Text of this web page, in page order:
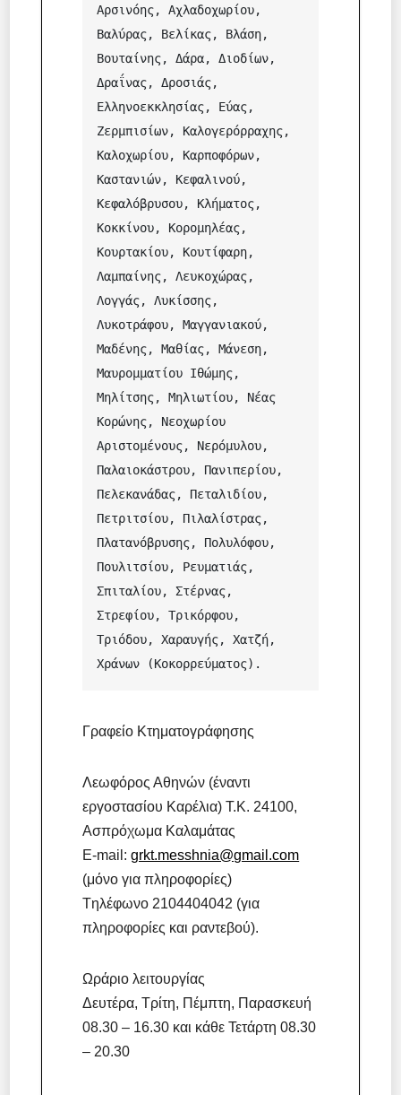
Αρσινόης, Αχλαδοχωρίου,
Βαλύρας, Βελίκας, Βλάση,
Βουταίνης, Δάρα, Διοδίων,
Δραΐνας, Δροσιάς,
Ελληνοεκκλησίας, Εύας,
Ζερμπισίων, Καλογερόρραχης,
Καλοχωρίου, Καρποφόρων,
Καστανιών, Κεφαλινού,
Κεφαλόβρυσου, Κλήματος,
Κοκκίνου, Κορομηλέας,
Κουρτακίου, Κουτίφαρη,
Λαμπαίνης, Λευκοχώρας,
Λογγάς, Λυκίσσης,
Λυκοτράφου, Μαγγανιακού,
Μαδένης, Μαθίας, Μάνεση,
Μαυρομματίου Ιθώμης,
Μηλίτσης, Μηλιωτίου, Νέας
Κορώνης, Νεοχωρίου
Αριστομένους, Νερόμυλου,
Παλαιοκάστρου, Πανιπερίου,
Πελεκανάδας, Πεταλιδίου,
Πετριτσίου, Πιλαλίστρας,
Πλατανόβρυσης, Πολυλόφου,
Πουλιτσίου, Ρευματιάς,
Σπιταλίου, Στέρνας,
Στρεφίου, Τρικόρφου,
Τριόδου, Χαραυγής, Χατζή,
Χράνων (Κοκορρεύματος).
Γραφείο Κτηματογράφησης
Λεωφόρος Αθηνών (έναντι
εργοστασίου Καρέλια) Τ.Κ. 24100,
Ασπρόχωμα Καλαμάτας
E-mail:grkt.messhnia@gmail.com
(μόνο για πληροφορίες)
Tηλέφωνο 2104404042 (για
πληροφορίες και ραντεβού).
Ωράριο λειτουργίας
Δευτέρα, Τρίτη, Πέμπτη, Παρασκευή
08.30 – 16.30 και κάθε Τετάρτη 08.30
– 20.30